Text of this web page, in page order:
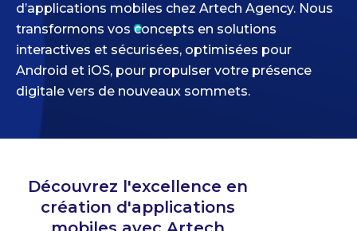
d’applications mobiles chez Artech Agency. Nous
transformons vos concepts en solutions
interactives et sécurisées, optimisées pour
Android et iOS, pour propulser votre présence
digitale vers de nouveaux sommets.
Découvrez l'excellence en
création d'applications